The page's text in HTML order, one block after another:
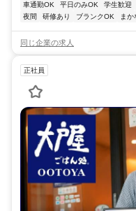
車通勤OK
平日のみOK 学生歓迎
夜間
研修あり ブランクOK まか
同じ企業の求人
正社員